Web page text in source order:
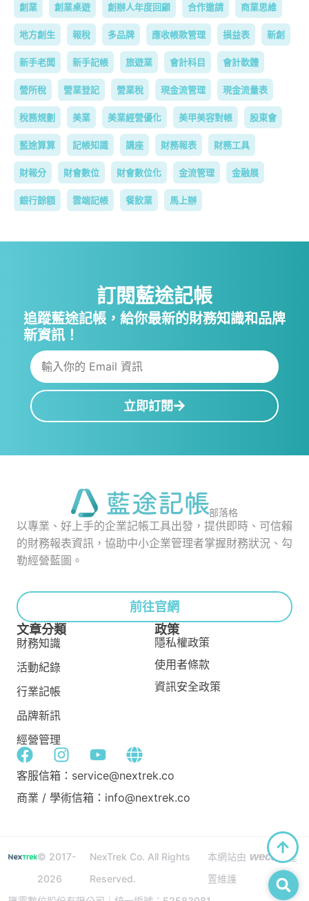
創業 創業桌遊 創辦人年度回顧 合作邀請 商業思維
地方創生 報稅 多品牌 應收帳款管理 損益表 新創
新手老闆 新手記帳 旅遊業 會計科目 會計軟體
營所稅 營業登記 營業稅 現金流管理 現金流量表
稅務規劃 美業 美業經營優化 美甲美容對帳 股東會
藍途算算 記帳知識 講座 財務報表 財務工具
財報分 財會數位 財會數位化 金流管理 金融展
銀行餘額 雲端記帳 餐飲業 馬上辦
訂閱藍途記帳
追蹤藍途記帳，給你最新的財務知識和品牌
新資訊！
立即訂閱
部落格
以專業、好上手的企業記帳工具出發，提供即時、可信賴
的財務報表資訊，協助中小企業管理者掌握財務狀況、勾
勒經營藍圖。
前往官網
文章分類
財務知識
活動紀錄
行業記帳
品牌新訊
經營管理
政策
隱私權政策
使用者條款
資訊安全政策
客服信箱：service@nextrek.co
商業 / 學術信箱：info@nextrek.co
© 2017-
2026
NexTrek Co. All Rights
Reserved.
本網站由 wecan 建
置維護